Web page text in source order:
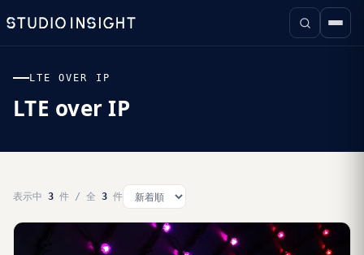
LTE OVER IP
LTE over IP
表示中 3 件 / 全 3 件